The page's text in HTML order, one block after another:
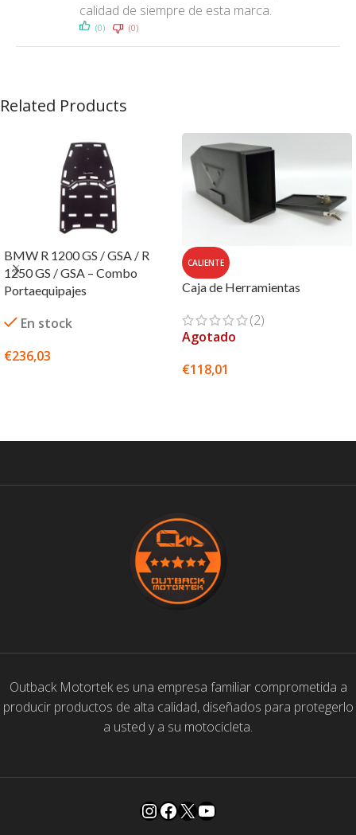
calidad de siempre de esta marca.
(0) (0)
Related Products
BMW R 1200 GS / GSA / R
1250 GS / GSA – Combo
Portaequipajes
En stock
€236,03
CALIENTE
Caja de Herramientas
(2)
Agotado
€118,01
Outback Motortek es una empresa familiar comprometida a
producir productos de alta calidad, diseñados para protegerlo
a usted y a su motocicleta.